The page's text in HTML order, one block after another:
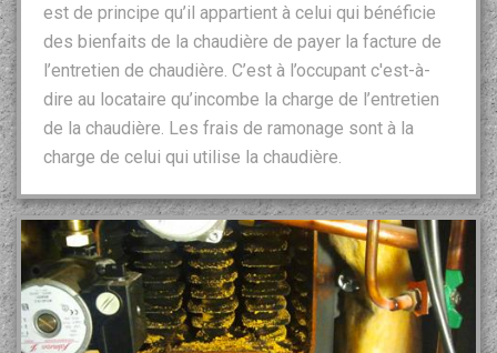
est de principe qu’il appartient à celui qui bénéficie
des bienfaits de la chaudière de payer la facture de
l’entretien de chaudière. C’est à l’occupant c'est-à-
dire au locataire qu’incombe la charge de l’entretien
de la chaudière. Les frais de ramonage sont à la
charge de celui qui utilise la chaudière.